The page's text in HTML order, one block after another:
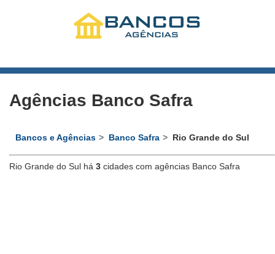
Agências Banco Safra
Bancos e Agências Banco Safra Rio Grande do Sul
Rio Grande do Sul há 3 cidades com agências Banco Safra